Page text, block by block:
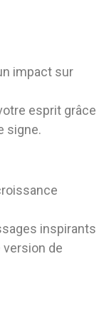
impact sur
esprit grâce
signe.
inspirants
version de